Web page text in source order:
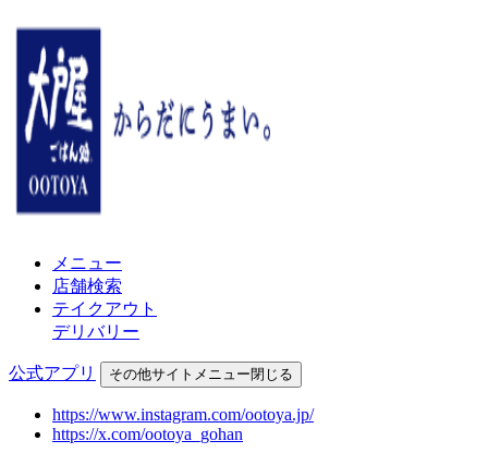
メニュー
店舗検索
テイクアウト
デリバリー
公式アプリ その他サイトメニュー閉じる
https://www.instagram.com/ootoya.jp/
https://x.com/ootoya_gohan